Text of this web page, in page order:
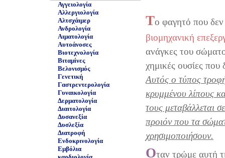
Αγγειολογία
Αλλεργιολογία
Αλτσχάιμερ
Ανδρολογία
Αιματολογία
Αυτοάνοσες
Βιοτεχνολογία
Βιταμίνες
Βελονισμός
Γενετική
Γαστρεντερολογία
Γυναικολογία
Δερματολογία
Διαιτολογία
Δυσανεξία
Δυσλεξία
Διατροφή
Ενδοκρινολογία
Εμβόλια
Το φαγητό που δεν
βιομηχανική
ανάγκες του
χημικές ουσίες
Αυτός ο τύπος
κρυμμένου λίπους
τους μεταβάλλεται
προιόν που τα
χρησιμοποιήσουν.
Οταν τρώμε αυτή